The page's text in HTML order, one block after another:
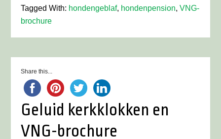
Tagged With: hondengeblaf, hondenpension,VNG-
brochure
Share this...
Geluid kerkklokken en
VNG-brochure